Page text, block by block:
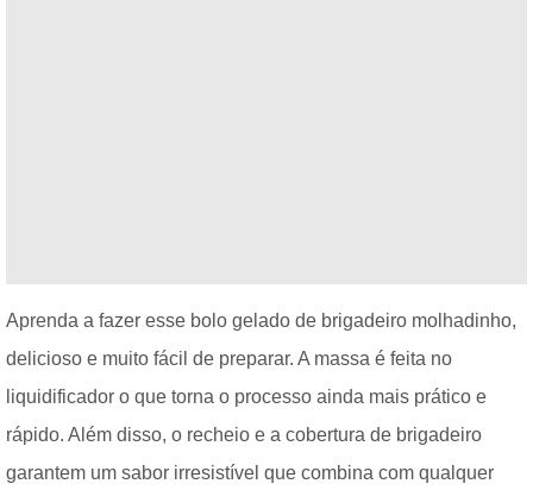
Aprenda a fazer esse bolo gelado de brigadeiro molhadinho,
delicioso e muito fácil de preparar. A massa é feita no
liquidificador o que torna o processo ainda mais prático e
rápido. Além disso, o recheio e a cobertura de brigadeiro
garantem um sabor irresistível que combina com qualquer